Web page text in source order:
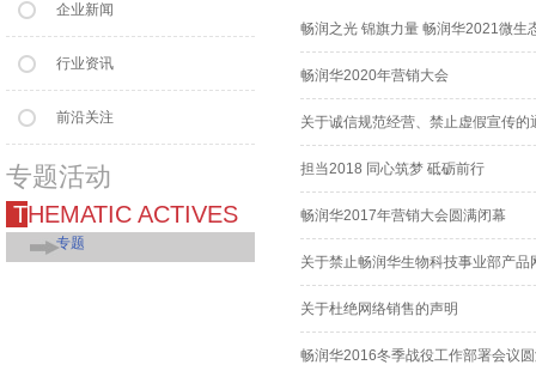
企业新闻
行业资讯
前沿关注
专题活动
THEMATIC ACTIVES
专题
畅润之光 锦旗力量 畅润华2021微生
畅润华2020年营销大会
关于诚信规范经营、禁止虚假宣传的
担当2018 同心筑梦 砥砺前行
畅润华2017年营销大会圆满闭幕
关于禁止畅润华生物科技事业部产品
关于杜绝网络销售的声明
畅润华2016冬季战役工作部署会议